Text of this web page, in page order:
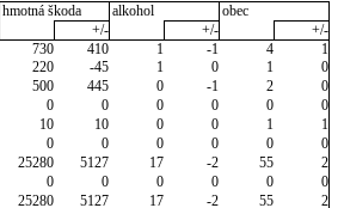
hmotná škoda alkohol
obec
+/- +/-
+/-
730 410 1 -1 4
1
220 -45 1 0 1
0
500 445 0 -1 2
0
0 0 0 0 0
0
10 10 0 0 1
1
0 0 0 0 0
0
25280 5127 17 -2 55
2
0 0 0 0 0
0
25280 5127 17 -2 55
2